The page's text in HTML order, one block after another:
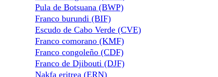
Pula de Botsuana (BWP)
Franco burundi (BIF)
Escudo de Cabo Verde (CVE)
Franco comorano (KMF)
Franco congoleño (CDF)
Franco de Djibouti (DJF)
Nakfa eritrea (ERN)